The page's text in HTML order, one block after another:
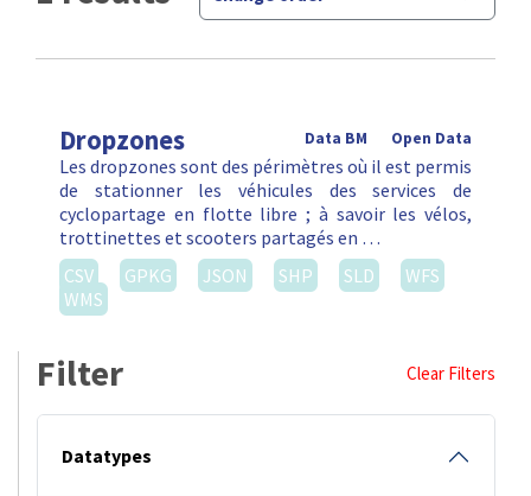
Dropzones Open Data
Data BM
Les dropzones sont des périmètres où il est permis
de stationner les véhicules des services de
cyclopartage en flotte libre ; à savoir les vélos,
trottinettes et scooters partagés en …
CSV
GPKG JSON SHP SLD
WFS
WMS
Filter Clear Filters
Datatypes